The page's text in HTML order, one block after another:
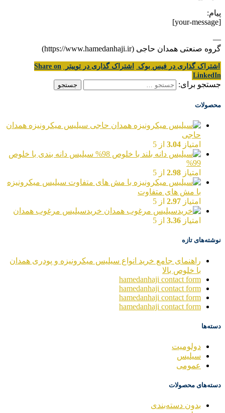
پیام:
[your-message]
—
گروه صنعتی همدان حاجی (https://www.hamedanhaji.ir)
اشتراک گذاری در فیس بوک اشتراک گذاری در توییتر
Share on
LinkedIn
جستجو برای:
محصولات
سیلیس میکرونیزه همدان
حاجی
امتیاز 3.04 از 5
سیلیس دانه بندی با خلوص
99%
امتیاز 2.98 از 5
سیلیس میکرونیزه
با مش های متفاوت
امتیاز 2.97 از 5
خریدسیلیس مرغوب همدان
امتیاز 3.36 از 5
نوشته‌های تازه
راهنمای جامع خرید انواع سیلیس میکرونیزه و پودری همدان
با خلوص بالا
hamedanhaji contact form
hamedanhaji contact form
hamedanhaji contact form
hamedanhaji contact form
دسته‌ها
دولومیت
سیلیس
عمومی
دسته‌های محصولات
بدون دسته‌بندی